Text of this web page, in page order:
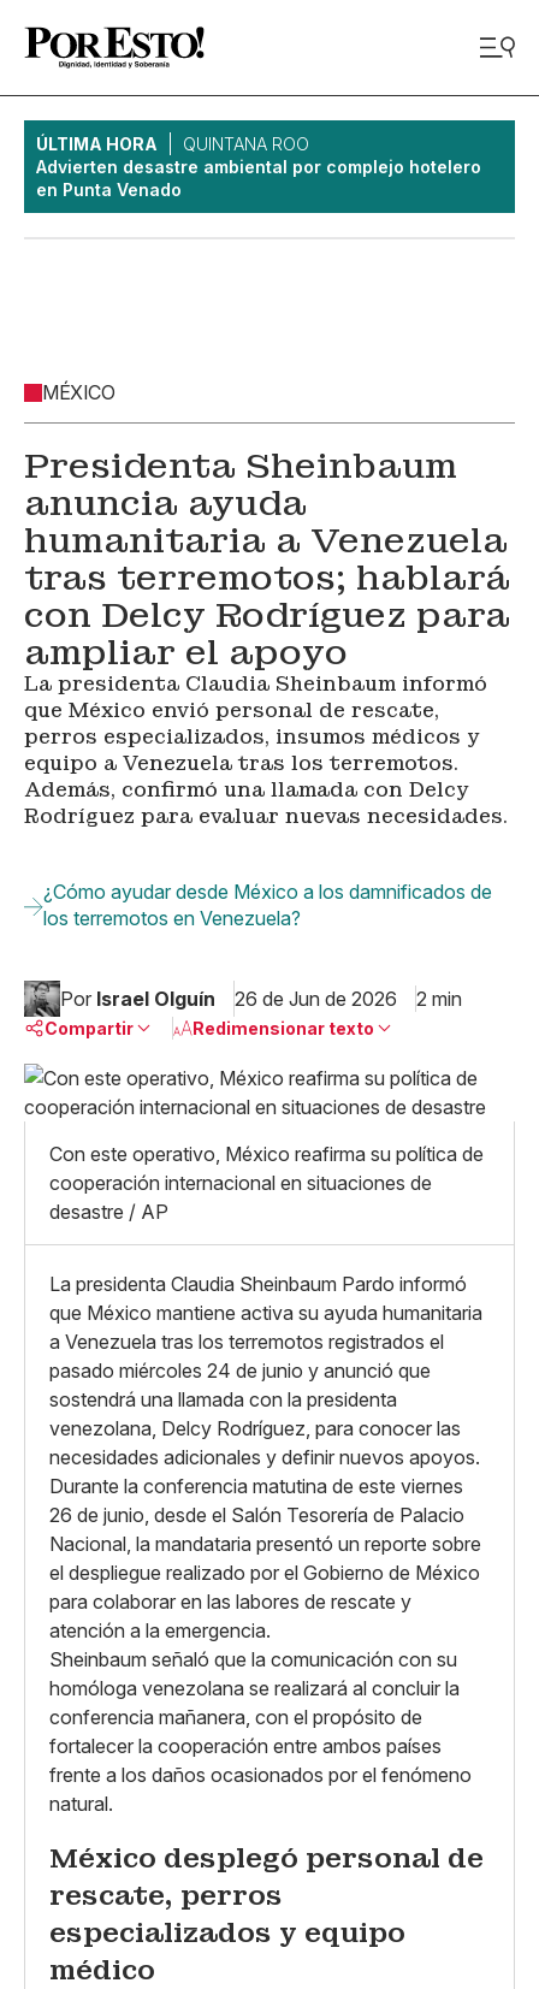
ÚLTIMA HORA
QUINTANA ROO
Advierten desastre ambiental por complejo hotelero
en Punta Venado
MÉXICO
Presidenta Sheinbaum
anuncia ayuda
humanitaria a Venezuela
tras terremotos; hablará
con Delcy Rodríguez para
ampliar el apoyo
La presidenta Claudia Sheinbaum informó
que México envió personal de rescate,
perros especializados, insumos médicos y
equipo a Venezuela tras los terremotos.
Además, confirmó una llamada con Delcy
Rodríguez para evaluar nuevas necesidades.
¿Cómo ayudar desde México a los damnificados de
los terremotos en Venezuela?
Por Israel Olguín 26 de Jun de 2026 2 min
Compartir
Linkedin
X
Whatsapp
Copiar enlace
Redimensionar texto
Pequeño
Mediano
Grande
Con este operativo, México reafirma su política de
cooperación internacional en situaciones de
desastre / AP
La presidenta Claudia Sheinbaum Pardo informó
que México mantiene activa su ayuda humanitaria
a Venezuela tras los terremotos registrados el
pasado miércoles 24 de junio y anunció que
sostendrá una llamada con la presidenta
venezolana, Delcy Rodríguez, para conocer las
necesidades adicionales y definir nuevos apoyos.
Durante la conferencia matutina de este viernes
26 de junio, desde el Salón Tesorería de Palacio
Nacional, la mandataria presentó un reporte sobre
el despliegue realizado por el Gobierno de México
para colaborar en las labores de rescate y
atención a la emergencia.
Sheinbaum señaló que la comunicación con su
homóloga venezolana se realizará al concluir la
conferencia mañanera, con el propósito de
fortalecer la cooperación entre ambos países
frente a los daños ocasionados por el fenómeno
natural.
México desplegó personal de
rescate, perros
especializados y equipo
médico